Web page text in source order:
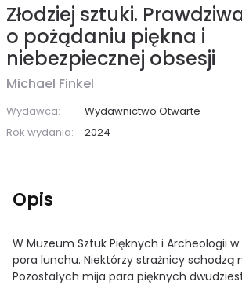
Złodziej sztuki.
o pożądaniu piękna i
niebezpiecznej obsesji
Michael Finkel
Wydawca:
Wydawnictwo Otwarte
Rok wydania:
2024
Opis
W Muzeum Sztuk Pięknych i Archeologii
pora lunchu. Niektórzy strażnicy schodzą
Pozostałych mija para pięknych